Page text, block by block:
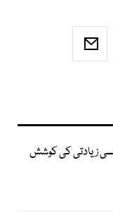
زیادتی کی کوشش